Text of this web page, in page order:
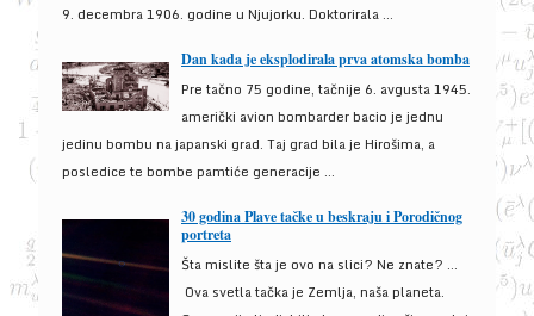
9. decembra 1906. godine u Njujorku. Doktorirala ...
Dan kada je eksplodirala prva atomska bomba
Pre tačno 75 godine, tačnije 6. avgusta 1945.
američki avion bombarder bacio je jednu
jedinu bombu na japanski grad. Taj grad bila je Hirošima, a
posledice te bombe pamtiće generacije ...
30 godina Plave tačke u beskraju i Porodičnog
portreta
Šta mislite šta je ovo na slici? Ne znate? …
Ova svetla tačka je Zemlja, naša planeta.